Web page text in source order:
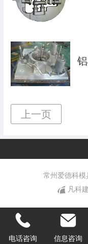
常州爱德科
凡科
电话咨询 信息咨询